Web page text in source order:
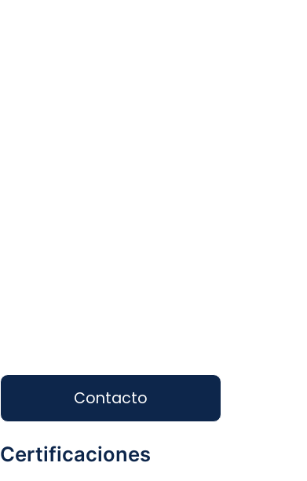
Contacto
Certificaciones